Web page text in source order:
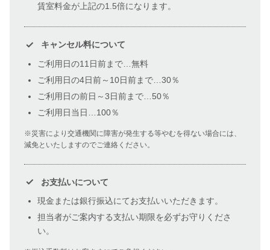
賃室料金が上記の1.5倍になります。
キャンセル料について
ご利用日の11日前まで…無料
ご利用日の4日前～10日前まで…30％
ご利用日の前日～3日前まで…50％
ご利用日当日…100％
災害により交通機関に障害が発生する等やむを得ない場合には、
減免といたしますのでご連絡ください。
お支払いについて
現金または銀行振込にてお支払いいただきます。
担当者がご案内する支払い期限を必ずお守りくださ
い。